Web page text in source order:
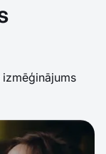
izmēģinājums